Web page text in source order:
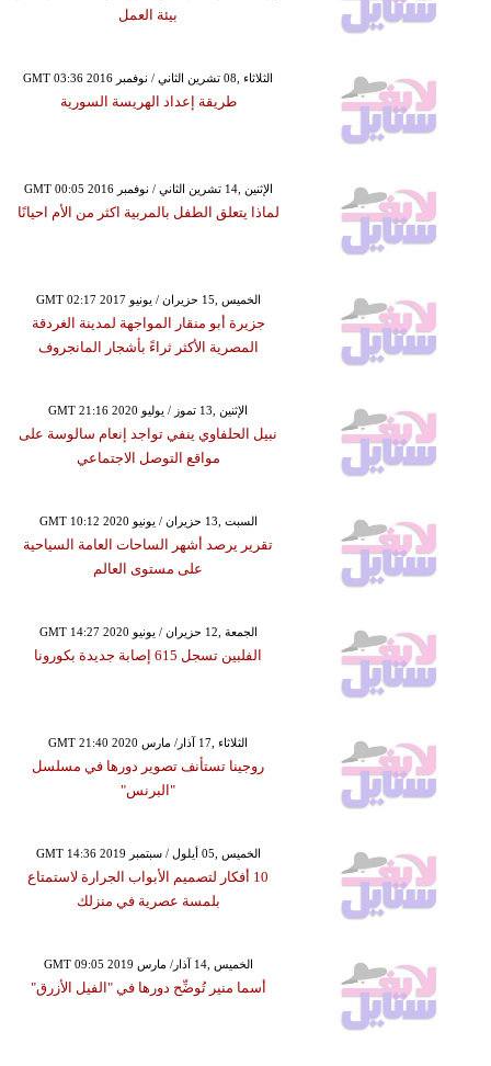
بيئة العمل
GMT 03:36 2016 الثلاثاء ,08 تشرين الثاني / نوفمبر
طريقة إعداد الهريسة السورية
GMT 00:05 2016 الإثنين ,14 تشرين الثاني / نوفمبر
لماذا يتعلق الطفل بالمربية اكثر من الأم احيانًا
GMT 02:17 2017 الخميس ,15 حزيران / يونيو
جزيرة أبو منقار المواجهة لمدينة الغردقة
المصرية الأكثر ثراءً بأشجار المانجروف
GMT 21:16 2020 الإثنين ,13 تموز / يوليو
نبيل الحلفاوي ينفي تواجد إنعام سالوسة على
مواقع التوصل الاجتماعي
GMT 10:12 2020 السبت ,13 حزيران / يونيو
تقرير يرصد أشهر الساحات العامة السياحية
على مستوى العالم
GMT 14:27 2020 الجمعة ,12 حزيران / يونيو
الفلبين تسجل 615 إصابة جديدة بكورونا
GMT 21:40 2020 الثلاثاء ,17 آذار/ مارس
روجينا تستأنف تصوير دورها في مسلسل
"البرنس"
GMT 14:36 2019 الخميس ,05 أيلول / سبتمبر
10 أفكار لتصميم الأبواب الجرارة لاستمتاع
بلمسة عصرية في منزلك
GMT 09:05 2019 الخميس ,14 آذار/ مارس
أسما منير تُوضِّح دورها في "الفيل الأزرق"